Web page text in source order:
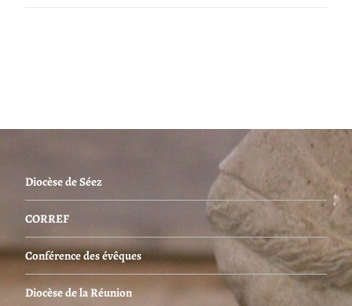
Diocèse de Séez
CORREF
Conférence des évêques
Diocèse de la Réunion